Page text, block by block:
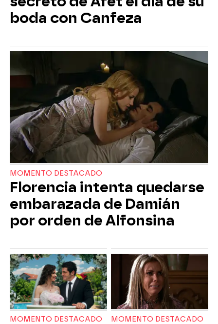
boda con Canfeza
MOMENTO DESTACADO
Florencia intenta quedarse
embarazada de Damián
por orden de Alfonsina
MOMENTO DESTACADO MOMENTO DESTACADO